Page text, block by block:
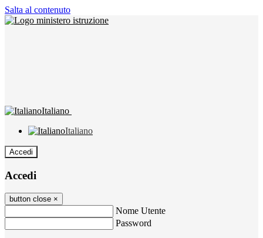
Salta al contenuto
Italiano
Italiano
Accedi
Accedi
button close ×
Nome Utente
Password